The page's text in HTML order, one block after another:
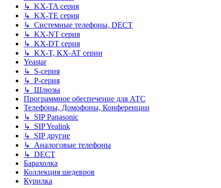
↳ KX-TA серия
↳ KX-TE серия
↳ Системные телефоны, DECT
↳ KX-NT серия
↳ KX-DT серия
↳ KX-T, KX-AT серии
Yeastar
↳ S-серия
↳ P-серия
↳ Шлюзы
Программное обеспечение для АТС
Телефоны, Домофоны, Конференции
↳ SIP Panasonic
↳ SIP Yealink
↳ SIP другие
↳ Аналоговые телефоны
↳ DECT
Барахолка
Коллекция шедевров
Курилка